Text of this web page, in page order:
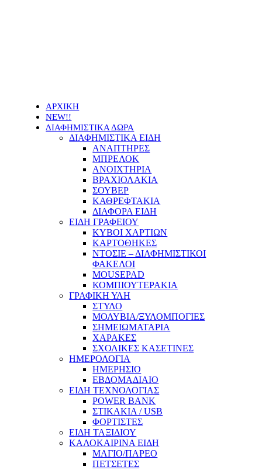
ΑΡΧΙΚΗ
NEW!!
ΔΙΑΦΗΜΙΣΤΙΚΑ ΔΩΡΑ
ΔΙΑΦΗΜΙΣΤΙΚΑ ΕΙΔΗ
ΑΝΑΠΤΗΡΕΣ
ΜΠΡΕΛΟΚ
ΑΝΟΙΧΤΗΡΙΑ
ΒΡΑΧΙΟΛΑΚΙΑ
ΣΟΥΒΕΡ
ΚΑΘΡΕΦΤΑΚΙΑ
ΔΙΑΦΟΡΑ ΕΙΔΗ
ΕΙΔΗ ΓΡΑΦΕΙΟΥ
ΚΥΒΟΙ ΧΑΡΤΙΩΝ
ΚΑΡΤΟΘΗΚΕΣ
ΝΤΟΣΙΕ – ΔΙΑΦΗΜΙΣΤΙΚΟΙ
ΦΑΚΕΛΟΙ
MOUSEPAD
ΚΟΜΠΙΟΥΤΕΡΑΚΙΑ
ΓΡΑΦΙΚΗ ΥΛΗ
ΣΤΥΛΟ
ΜΟΛΥΒΙΑ/ΞΥΛΟΜΠΟΓΙΕΣ
ΣΗΜΕΙΩΜΑΤΑΡΙΑ
ΧΑΡΑΚΕΣ
ΣΧΟΛΙΚΕΣ ΚΑΣΕΤΙΝΕΣ
ΗΜΕΡΟΛΟΓΙΑ
ΗΜΕΡΗΣΙΟ
ΕΒΔΟΜΑΔΙΑΙΟ
ΕΙΔΗ ΤΕΧΝΟΛΟΓΙΑΣ
POWER BANK
ΣΤΙΚΑΚΙΑ / USB
ΦΟΡΤΙΣΤΕΣ
ΕΙΔΗ ΤΑΞΙΔΙΟΥ
ΚΑΛΟΚΑΙΡΙΝΑ ΕΙΔΗ
ΜΑΓΙΟ/ΠΑΡΕΟ
ΠΕΤΣΕΤΕΣ